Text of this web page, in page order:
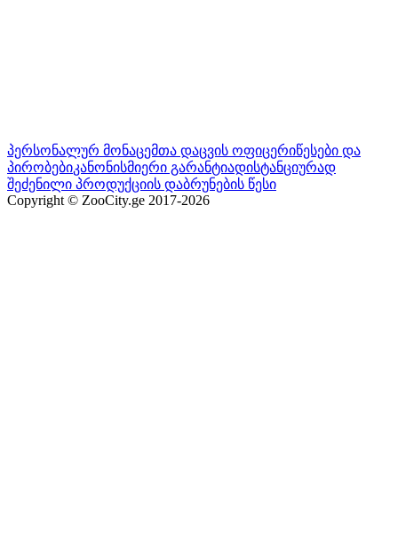
პერსონალურ მონაცემთა დაცვის ოფიცერიწესები და
პირობებიკანონისმიერი გარანტიადისტანციურად
შეძენილი პროდუქციის დაბრუნების წესი
Copyright © ZooCity.ge 2017-2026